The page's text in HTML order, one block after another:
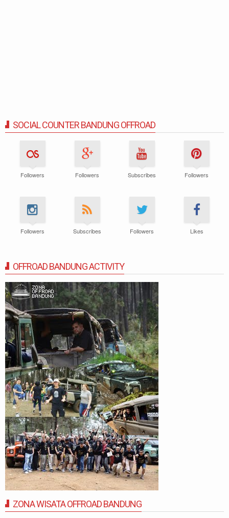
SOCIAL COUNTER BANDUNG OFFROAD
Followers Followers Subscribes Followers
Followers Subscribes Followers Likes
OFFROAD BANDUNG ACTIVITY
ZONA WISATA OFFROAD BANDUNG